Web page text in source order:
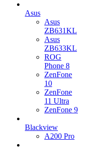
Asus
Asus
ZB631KL
Asus
ZB633KL
ROG
Phone 8
ZenFone
10
ZenFone
11 Ultra
ZenFone 9
Blackview
A200 Pro